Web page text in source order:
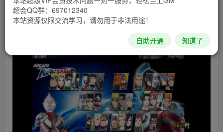
超会QQ群：697012340
本站资源仅限交流学习，请勿用于非法用途！
自助开通 知道了